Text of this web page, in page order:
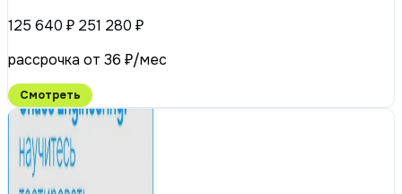
125 640 ₽ 251 280 ₽
рассрочка от 36 ₽/мес
Смотреть